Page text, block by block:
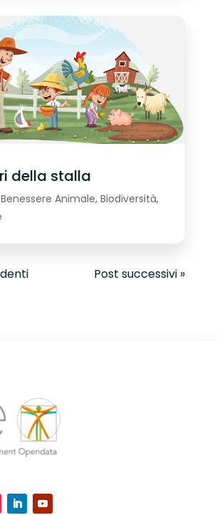
della stalla
Benessere Animale, Biodiversità,
Post successivi »